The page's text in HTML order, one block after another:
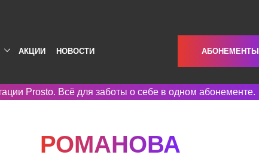
АКЦИИ НОВОСТИ АБОНЕМЕНТЫ
Prosto. Всё для заботы о себе в одном абонементе.
РОМАНОВА